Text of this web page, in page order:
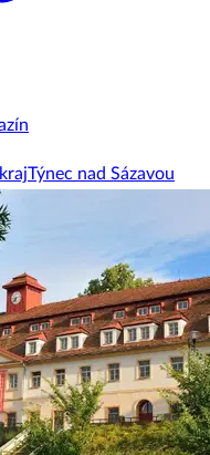
Týnec nad Sázavou